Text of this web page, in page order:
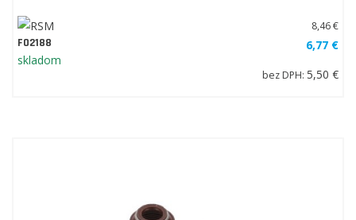
FO2188
skladom
8,46 €
6,77 €
bez DPH: 5,50 €